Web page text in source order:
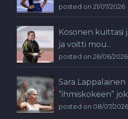
posted on 21/07/2026
Kosonen
ja voitti mou...
posted on 26/06/2026
Sara
”ihmiskokeen”
posted on 08/07/2026